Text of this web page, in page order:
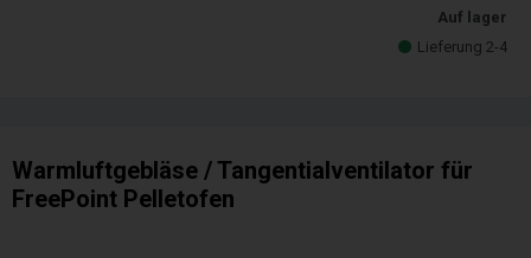
Auf lager
Lieferung 2-4
Warmluftgebläse / Tangentialventilator für
FreePoint Pelletofen